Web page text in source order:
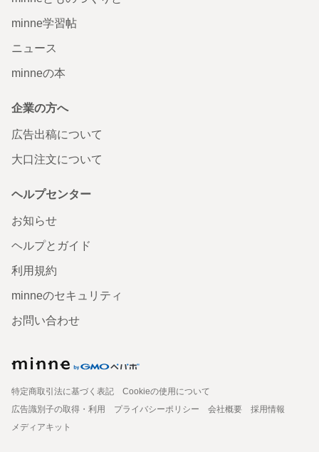
minne学習帖
ニュース
minneの本
企業の方へ
広告出稿について
大口注文について
ヘルプセンター
お知らせ
ヘルプとガイド
利用規約
minneのセキュリティ
お問い合わせ
特定商取引法に基づく表記
Cookieの使用について
広告識別子の取得・利用
プライバシーポリシー 会社概要
採用情報
メディアキット